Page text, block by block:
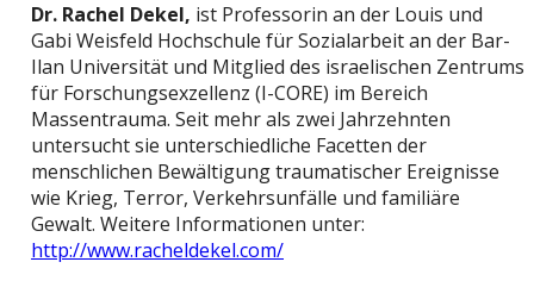
Dr. Rachel Dekel, ist Professorin an der Louis und
Gabi Weisfeld Hochschule für Sozialarbeit an der Bar-
Ilan Universität und Mitglied des israelischen Zentrums
für Forschungsexzellenz (I-CORE) im Bereich
Massentrauma. Seit mehr als zwei Jahrzehnten
untersucht sie unterschiedliche Facetten der
menschlichen Bewältigung traumatischer Ereignisse
wie Krieg, Terror, Verkehrsunfälle und familiäre
Gewalt. Weitere Informationen unter:
http://www.racheldekel.com/